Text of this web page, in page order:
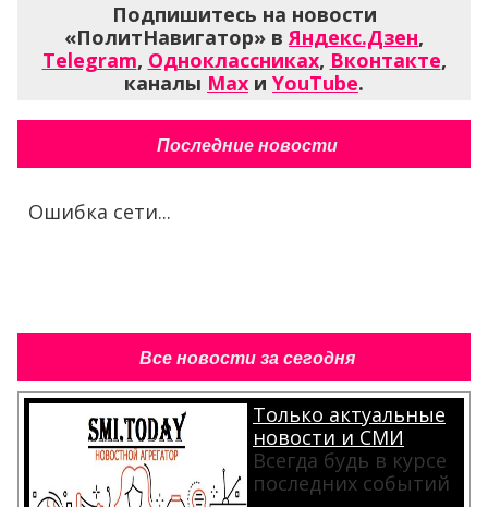
Подпишитесь на новости
«ПолитНавигатор» вЯндекс.Дзен,
Telegram, Одноклассниках, Вконтакте,
каналы Max и YouTube.
Последние новости
Ошибка сети...
Все новости за сегодня
Только актуальные
новости и СМИ
Всегда будь в курсе
последних событий